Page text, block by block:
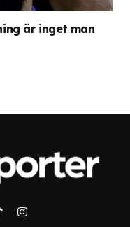
är inget man
Instagram